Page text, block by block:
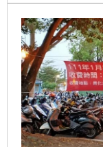
標的話，應該留
長期來說抱得住
（記者：王翊綺